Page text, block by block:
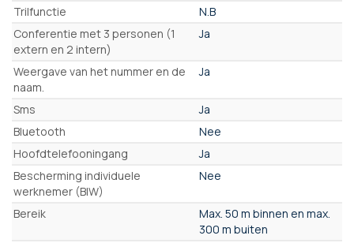
Trilfunctie
N.B
Conferentie met 3 personen (1
extern en 2 intern)
Ja
Weergave van het nummer en de
naam.
Ja
Sms
Ja
Bluetooth
Nee
Hoofdtelefooningang
Ja
Bescherming individuele
werknemer (BIW)
Nee
Bereik
Max. 50 m binnen en max.
300 m buiten